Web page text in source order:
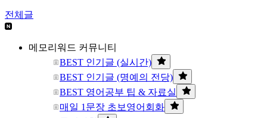
전체글
메모리워드 커뮤니티
BEST 인기글 (실시간)
BEST 인기글 (명예의 전당)
BEST 영어공부 팁 & 자료실
매일 1문장 초보영어회화